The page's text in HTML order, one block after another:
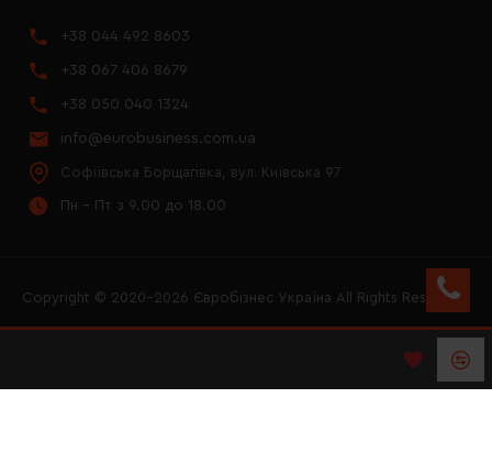
+38 044 492 8603
+38 067 406 8679
+38 050 040 1324
info@eurobusiness.com.ua
Софіївська Борщагівка, вул. Київська 97
Пн - Пт з 9.00 до 18.00
Copyright © 2020–2026 Євробізнес Україна All Rights Reserved
LOGO ЄВРОБІЗНЕС